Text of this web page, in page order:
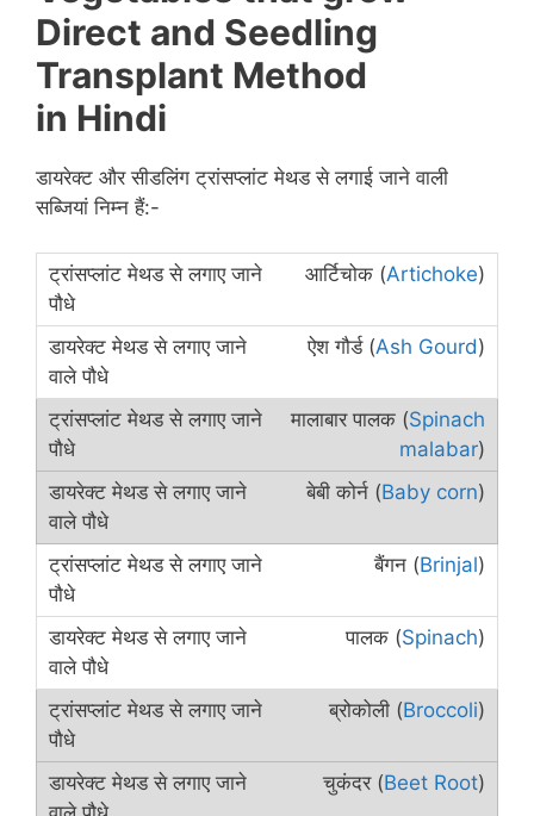
Direct and Seedling
Transplant Method
in Hindi
डायरेक्ट और सीडलिंग ट्रांसप्लांट मेथड से लगाई जाने वाली
सब्जियां निम्न हैं:-
आर्टिचोक (Artichoke)
ऐश गौर्ड (Ash Gourd)
मालाबार पालक (Spinach
malabar)
बेबी कोर्न (Baby corn)
बैंगन (Brinjal)
पालक (Spinach)
ब्रोकोली (Broccoli)
चुकंदर (Beet Root)